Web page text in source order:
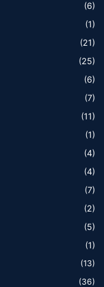
(6)
(1)
(21)
(25)
(6)
(7)
(11)
(1)
(4)
(4)
(7)
(2)
(5)
(1)
(13)
(36)